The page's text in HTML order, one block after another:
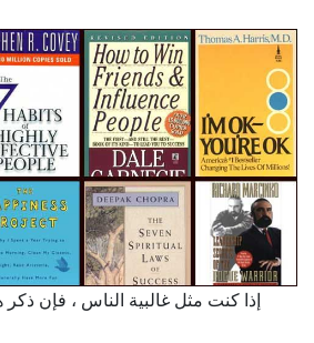
إذا كنت مثل غالبية الناس ، فإن